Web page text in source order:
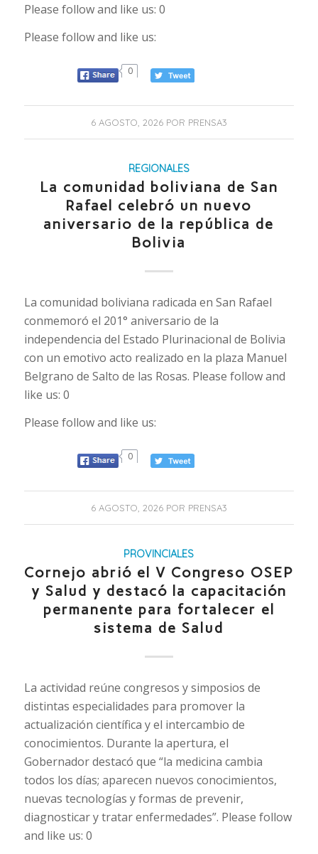
Please follow and like us: 0
Please follow and like us:
0
6 AGOSTO, 2026 POR PRENSA3
REGIONALES
La comunidad boliviana de San
Rafael celebró un nuevo
aniversario de la república de
Bolivia
La comunidad boliviana radicada en San Rafael
conmemoró el 201° aniversario de la
independencia del Estado Plurinacional de Bolivia
con un emotivo acto realizado en la plaza Manuel
Belgrano de Salto de las Rosas. Please follow and
like us: 0
Please follow and like us:
0
6 AGOSTO, 2026 POR PRENSA3
PROVINCIALES
Cornejo abrió el V Congreso OSEP
y Salud y destacó la capacitación
permanente para fortalecer el
sistema de Salud
La actividad reúne congresos y simposios de
distintas especialidades para promover la
actualización científica y el intercambio de
conocimientos. Durante la apertura, el
Gobernador destacó que “la medicina cambia
todos los días; aparecen nuevos conocimientos,
nuevas tecnologías y formas de prevenir,
diagnosticar y tratar enfermedades”. Please follow
and like us: 0